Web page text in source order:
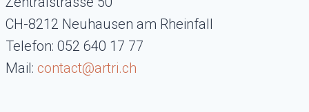
CH-8212 Neuhausen am Rheinfall
Telefon: 052 640 17 77
Mail: contact@artri.ch